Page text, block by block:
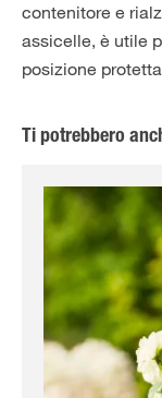
contenitore e
assicelle, è utile
posizione
Ti potrebbero